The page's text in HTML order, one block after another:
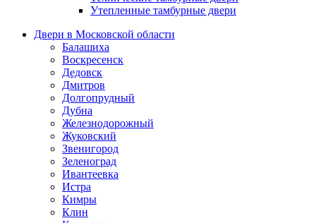
Утепленные тамбурные двери
Двери в Московской области
Балашиха
Воскресенск
Дедовск
Дмитров
Долгопрудный
Дубна
Железнодорожный
Жуковский
Звенигород
Зеленоград
Ивантеевка
Истра
Кимры
Клин